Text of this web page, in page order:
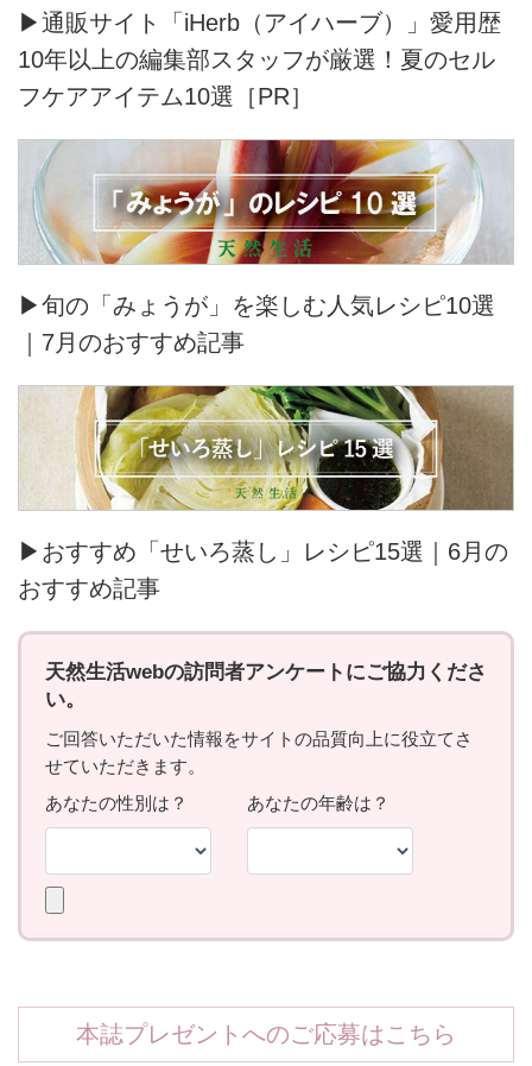
▶通販サイト「iHerb（アイハーブ）」愛用歴
10年以上の編集部スタッフが厳選！夏のセル
フケアアイテム10選［PR］
▶旬の「みょうが」を楽しむ人気レシピ10選
｜7月のおすすめ記事
▶おすすめ「せいろ蒸し」レシピ15選｜6月の
おすすめ記事
本誌プレゼントへのご応募はこちら